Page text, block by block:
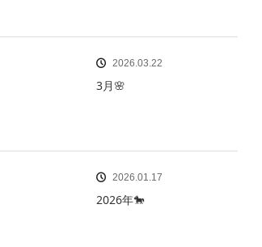
2026.03.22
3月🌸
2026.01.17
2026年🐎